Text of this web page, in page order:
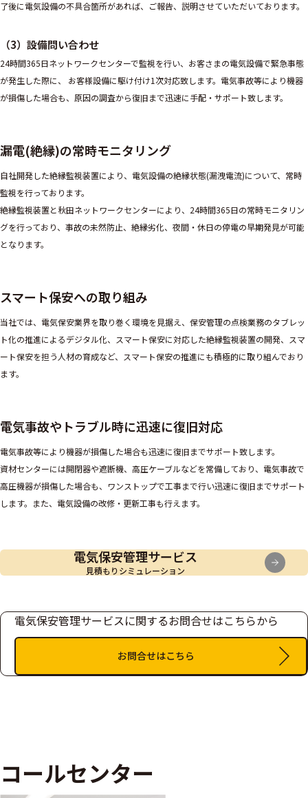
了後に電気設備の不具合箇所があれば、ご報告、説明させていただいております。
（3）設備問い合わせ
24時間365日ネットワークセンターで監視を行い、お客さまの電気設備で緊急事態
が発生した際に、 お客様設備に駆け付け1次対応致します。電気事故等により機器
が損傷した場合も、原因の調査から復旧まで迅速に手配・サポート致します。
漏電(絶縁)の常時モニタリング
自社開発した絶縁監視装置により、電気設備の絶縁状態(漏洩電流)について、常時
監視を行っております。
絶縁監視装置と秋田ネットワークセンターにより、24時間365日の常時モニタリン
グを行っており、事故の未然防止、絶縁劣化、夜間・休日の停電の早期発見が可能
となります。
スマート保安への取り組み
当社では、電気保安業界を取り巻く環境を見据え、保安管理の点検業務のタブレッ
ト化の推進によるデジタル化、スマート保安に対応した絶縁監視装置の開発、スマ
ート保安を担う人材の育成など、スマート保安の推進にも積極的に取り組んでおり
ます。
電気事故やトラブル時に迅速に復旧対応
電気事故等により機器が損傷した場合も迅速に復旧までサポート致します。
資材センターには開閉器や遮断機、高圧ケーブルなどを常備しており、電気事故で
高圧機器が損傷した場合も、ワンストップで工事まで行い迅速に復旧までサポート
します。また、電気設備の改修・更新工事も行えます。
電気保安管理サービス
見積もりシミュレーション
電気保安管理サービスに関するお問合せはこちらから
お問合せはこちら
コールセンター